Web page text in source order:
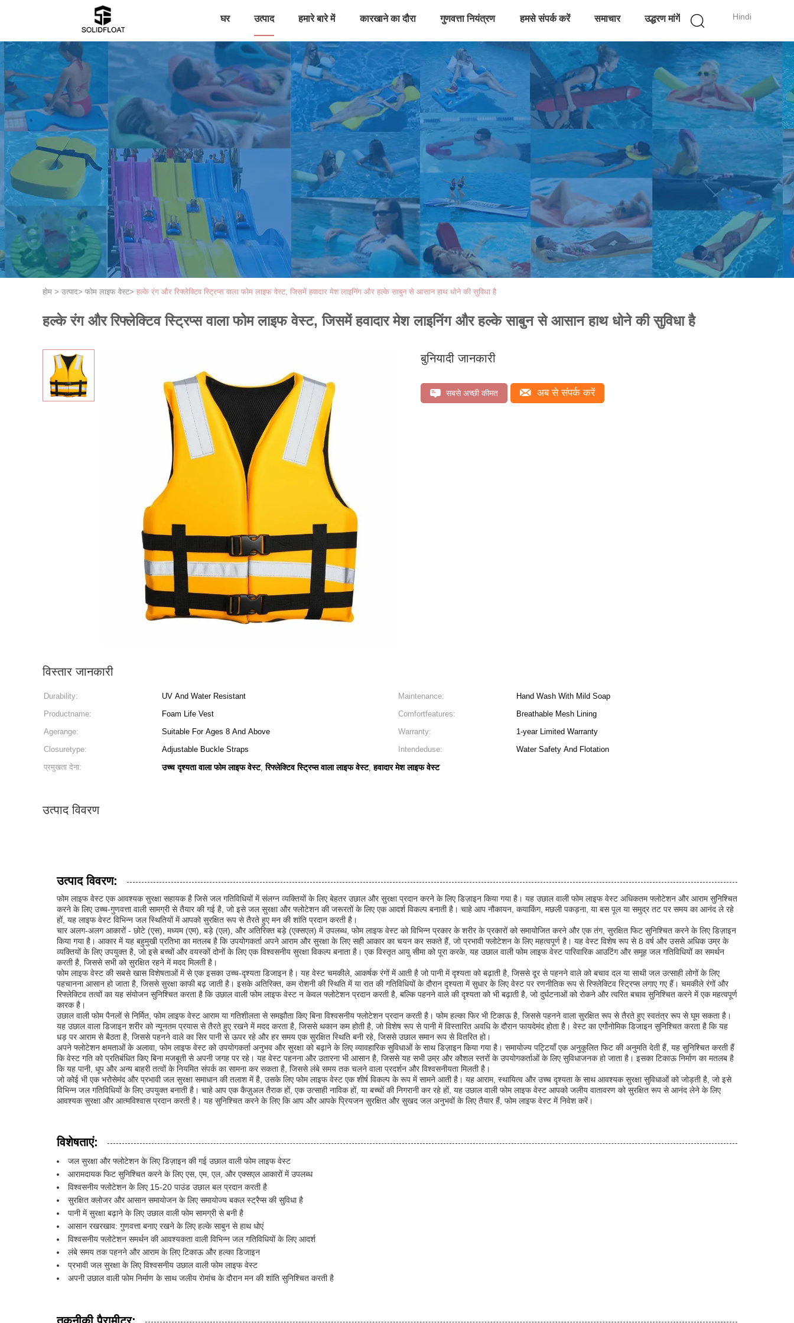
Hindi
घर उत्पाद हमारे बारे में कारखाने का दौरा गुणवत्ता नियंत्रण हमसे संपर्क करें समाचार उद्धरण मांगें
होम > उत्पाद> फोम लाइफ वेस्ट> हल्के रंग और रिफ्लेक्टिव स्ट्रिप्स वाला फोम लाइफ वेस्ट, जिसमें हवादार मेश लाइनिंग और हल्के साबुन से आसान हाथ धोने की सुविधा है
हल्के रंग और रिफ्लेक्टिव स्ट्रिप्स वाला फोम लाइफ वेस्ट, जिसमें हवादार मेश लाइनिंग और हल्के साबुन से आसान हाथ धोने की सुविधा है
बुनियादी जानकारी
सबसे अच्छी कीमत अब से संपर्क करें
विस्तार जानकारी
Durability: UV And Water Resistant Maintenance:
Hand Wash With Mild Soap
Productname:
Foam Life Vest Comfortfeatures:
Breathable Mesh Lining
Agerange:
Suitable For Ages 8 And Above Warranty:
1-year Limited Warranty
Closuretype:
Adjustable Buckle Straps Intendeduse:
Water Safety And Flotation
प्रमुखता देना:
उच्च दृश्यता वाला फोम लाइफ वेस्ट,रिफ्लेक्टिव स्ट्रिप्स वाला लाइफ वेस्ट,हवादार मेश लाइफ वेस्ट
उत्पाद विवरण
उत्पाद विवरण:
फोम लाइफ वेस्ट एक आवश्यक सुरक्षा सहायक है जिसे जल गतिविधियों में संलग्न व्यक्तियों के लिए बेहतर उछाल और सुरक्षा प्रदान करने के लिए डिज़ाइन किया गया है। यह उछाल वाली फोम लाइफ वेस्ट अधिकतम फ्लोटेशन और आराम सुनिश्चित
करने के लिए उच्च-गुणवत्ता वाली सामग्री से तैयार की गई है, जो इसे जल सुरक्षा और फ्लोटेशन की जरूरतों के लिए एक आदर्श विकल्प बनाती है। चाहे आप नौकायन, कयाकिंग, मछली पकड़ना, या बस पूल या समुद्र तट पर समय का आनंद ले रहे
हों, यह लाइफ वेस्ट विभिन्न जल स्थितियों में आपको सुरक्षित रूप से तैरते हुए मन की शांति प्रदान करती है।
चार अलग-अलग आकारों - छोटे (एस), मध्यम (एम), बड़े (एल), और अतिरिक्त बड़े (एक्सएल) में उपलब्ध, फोम लाइफ वेस्ट को विभिन्न प्रकार के शरीर के प्रकारों को समायोजित करने और एक तंग, सुरक्षित फिट सुनिश्चित करने के लिए डिज़ाइन
किया गया है। आकार में यह बहुमुखी प्रतिभा का मतलब है कि उपयोगकर्ता अपने आराम और सुरक्षा के लिए सही आकार का चयन कर सकते हैं, जो प्रभावी फ्लोटेशन के लिए महत्वपूर्ण है। यह वेस्ट विशेष रूप से 8 वर्ष और उससे अधिक उम्र के
व्यक्तियों के लिए उपयुक्त है, जो इसे बच्चों और वयस्कों दोनों के लिए एक विश्वसनीय सुरक्षा विकल्प बनाता है। एक विस्तृत आयु सीमा को पूरा करके, यह उछाल वाली फोम लाइफ वेस्ट पारिवारिक आउटिंग और समूह जल गतिविधियों का समर्थन
करती है, जिससे सभी को सुरक्षित रहने में मदद मिलती है।
फोम लाइफ वेस्ट की सबसे खास विशेषताओं में से एक इसका उच्च-दृश्यता डिजाइन है। यह वेस्ट चमकीले, आकर्षक रंगों में आती है जो पानी में दृश्यता को बढ़ाती है, जिससे दूर से पहनने वाले को बचाव दल या साथी जल उत्साही लोगों के लिए
पहचानना आसान हो जाता है, जिससे सुरक्षा काफी बढ़ जाती है। इसके अतिरिक्त, कम रोशनी की स्थिति में या रात की गतिविधियों के दौरान दृश्यता में सुधार के लिए वेस्ट पर रणनीतिक रूप से रिफ्लेक्टिव स्ट्रिप्स लगाए गए हैं। चमकीले रंगों और
रिफ्लेक्टिव तत्वों का यह संयोजन सुनिश्चित करता है कि उछाल वाली फोम लाइफ वेस्ट न केवल फ्लोटेशन प्रदान करती है, बल्कि पहनने वाले की दृश्यता को भी बढ़ाती है, जो दुर्घटनाओं को रोकने और त्वरित बचाव सुनिश्चित करने में एक महत्वपूर्ण
कारक है।
उछाल वाली फोम पैनलों से निर्मित, फोम लाइफ वेस्ट आराम या गतिशीलता से समझौता किए बिना विश्वसनीय फ्लोटेशन प्रदान करती है। फोम हल्का फिर भी टिकाऊ है, जिससे पहनने वाला सुरक्षित रूप से तैरते हुए स्वतंत्र रूप से घूम सकता है।
यह उछाल वाला डिजाइन शरीर को न्यूनतम प्रयास से तैरते हुए रखने में मदद करता है, जिससे थकान कम होती है, जो विशेष रूप से पानी में विस्तारित अवधि के दौरान फायदेमंद होता है। वेस्ट का एर्गोनोमिक डिजाइन सुनिश्चित करता है कि यह
धड़ पर आराम से बैठता है, जिससे पहनने वाले का सिर पानी से ऊपर रहे और हर समय एक सुरक्षित स्थिति बनी रहे, जिससे उछाल समान रूप से वितरित हो।
अपने फ्लोटेशन क्षमताओं के अलावा, फोम लाइफ वेस्ट को उपयोगकर्ता अनुभव और सुरक्षा को बढ़ाने के लिए व्यावहारिक सुविधाओं के साथ डिज़ाइन किया गया है। समायोज्य पट्टियाँ एक अनुकूलित फिट की अनुमति देती हैं, यह सुनिश्चित करती हैं
कि वेस्ट गति को प्रतिबंधित किए बिना मजबूती से अपनी जगह पर रहे। यह वेस्ट पहनना और उतारना भी आसान है, जिससे यह सभी उम्र और कौशल स्तरों के उपयोगकर्ताओं के लिए सुविधाजनक हो जाता है। इसका टिकाऊ निर्माण का मतलब है
कि यह पानी, धूप और अन्य बाहरी तत्वों के नियमित संपर्क का सामना कर सकता है, जिससे लंबे समय तक चलने वाला प्रदर्शन और विश्वसनीयता मिलती है।
जो कोई भी एक भरोसेमंद और प्रभावी जल सुरक्षा समाधान की तलाश में है, उसके लिए फोम लाइफ वेस्ट एक शीर्ष विकल्प के रूप में सामने आती है। यह आराम, स्थायित्व और उच्च दृश्यता के साथ आवश्यक सुरक्षा सुविधाओं को जोड़ती है, जो इसे
विभिन्न जल गतिविधियों के लिए उपयुक्त बनाती है। चाहे आप एक कैज़ुअल तैराक हों, एक उत्साही नाविक हों, या बच्चों की निगरानी कर रहे हों, यह उछाल वाली फोम लाइफ वेस्ट आपको जलीय वातावरण को सुरक्षित रूप से आनंद लेने के लिए
आवश्यक सुरक्षा और आत्मविश्वास प्रदान करती है। यह सुनिश्चित करने के लिए कि आप और आपके प्रियजन सुरक्षित और सुखद जल अनुभवों के लिए तैयार हैं, फोम लाइफ वेस्ट में निवेश करें।
विशेषताएं:
जल सुरक्षा और फ्लोटेशन के लिए डिज़ाइन की गई उछाल वाली फोम लाइफ वेस्ट
आरामदायक फिट सुनिश्चित करने के लिए एस, एम, एल, और एक्सएल आकारों में उपलब्ध
विश्वसनीय फ्लोटेशन के लिए 15-20 पाउंड उछाल बल प्रदान करती है
सुरक्षित क्लोजर और आसान समायोजन के लिए समायोज्य बकल स्ट्रैप्स की सुविधा है
पानी में सुरक्षा बढ़ाने के लिए उछाल वाली फोम सामग्री से बनी है
आसान रखरखाव: गुणवत्ता बनाए रखने के लिए हल्के साबुन से हाथ धोएं
विश्वसनीय फ्लोटेशन समर्थन की आवश्यकता वाली विभिन्न जल गतिविधियों के लिए आदर्श
लंबे समय तक पहनने और आराम के लिए टिकाऊ और हल्का डिजाइन
प्रभावी जल सुरक्षा के लिए विश्वसनीय उछाल वाली फोम लाइफ वेस्ट
अपनी उछाल वाली फोम निर्माण के साथ जलीय रोमांच के दौरान मन की शांति सुनिश्चित करती है